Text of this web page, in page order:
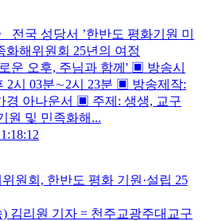
전국 성당서 ’한반도 평화기원 미
해위원회 25년의 여정
운 오후, 주님과 함께' ▣ 방송시
2시 03분∼2시 23분 ▣ 방송제작:
경 아나운서 ▣ 주제: 생생, 교구
원 및 민족화해...
원회, 한반도 평화 기원·설립 25
김리원 기자 = 천주교광주대교구